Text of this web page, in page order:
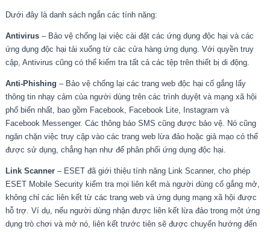
Dưới đây là danh sách ngắn các tính năng:
Antivirus – Bảo vệ chống lại việc cài đặt các ứng dụng độc hại và các
ứng dụng độc hại tải xuống từ các cửa hàng ứng dụng. Với quyền truy
cập, Antivirus cũng có thể kiểm tra tất cả các tệp trên thiết bị di động.
Anti-Phishing – Bảo vệ chống lại các trang web độc hại cố gắng lấy
thông tin nhạy cảm của người dùng trên các trình duyệt và mạng xã hội
phổ biến nhất, bao gồm Facebook, Facebook Lite, Instagram và
Facebook Messenger. Các thông báo SMS cũng được bảo vệ. Nó cũng
ngăn chặn việc truy cập vào các trang web lừa đảo hoặc giả mạo có thể
được sử dụng, chẳng hạn như để phân phối ứng dụng độc hại.
Link Scanner – ESET đã giới thiệu tính năng Link Scanner, cho phép
ESET Mobile Security kiểm tra mọi liên kết mà người dùng cố gắng mở,
không chỉ các liên kết từ các trang web và ứng dụng mạng xã hội được
hỗ trợ. Ví dụ, nếu người dùng nhận được liên kết lừa đảo trong một ứng
dụng trò chơi và mở nó, liên kết trước tiên sẽ được chuyển hướng đến